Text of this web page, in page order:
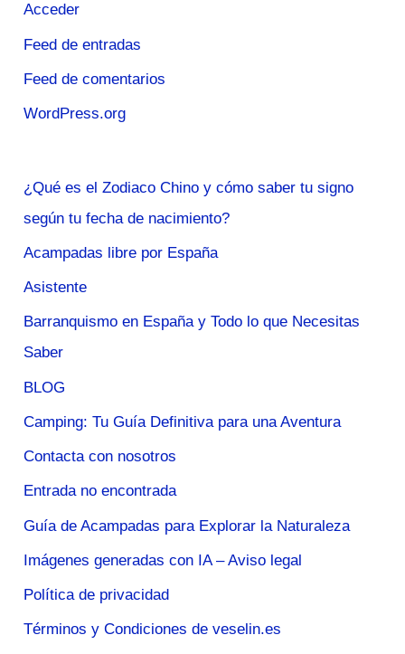
Acceder
Feed de entradas
Feed de comentarios
WordPress.org
¿Qué es el Zodiaco Chino y cómo saber tu signo
según tu fecha de nacimiento?
Acampadas libre por España
Asistente
Barranquismo en España y Todo lo que Necesitas
Saber
BLOG
Camping: Tu Guía Definitiva para una Aventura
Contacta con nosotros
Entrada no encontrada
Guía de Acampadas para Explorar la Naturaleza
Imágenes generadas con IA – Aviso legal
Política de privacidad
Términos y Condiciones de veselin.es